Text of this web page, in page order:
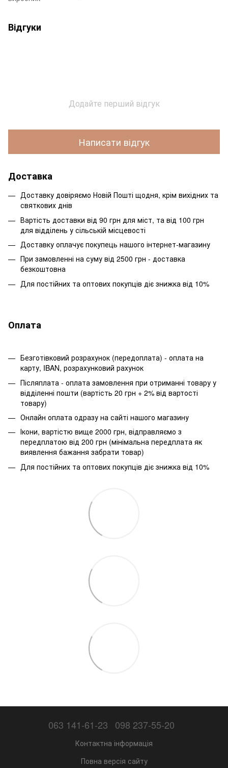
Відгуки
Додайте перший відгук
Написати відгук
Доставка
Доставку довіряємо Новій Пошті щодня, крім вихідних та
святкових днів
Вартість доставки від 90 грн для міст, та від 100 грн
для відділень у сільській місцевості
Доставку оплачує покупець нашого інтернет-магазину
При замовленні на суму від 2500 грн - доставка
безкоштовна
Для постійних та оптових покупців діє знижка від 10%
Оплата
Безготівковий розрахунок (передоплата) - оплата на
карту, IBAN, розрахунковий рахунок
Післяплата - оплата замовлення при отриманні товару у
відділенні пошти (вартість 20 грн + 2% від вартості
товару)
Онлайн оплата одразу на сайті нашого магазину
Ікони, вартістю вище 2000 грн, відправляємо з
передплатою від 200 грн (мінімальна передплата як
виявлення бажання забрати товар)
Для постійних та оптових покупців діє знижка від 10%
063 141-61-23 098 237-55-20
Контактна інформація
Повна версія сайту